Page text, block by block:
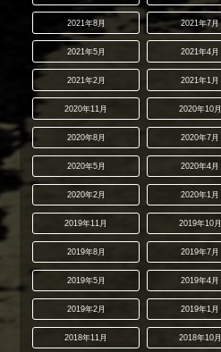
2021年8月 2021年7月
2021年5月 2021年4月
2021年2月 2021年1月
2020年11月 2020年10月
2020年8月 2020年7月
2020年5月 2020年4月
2020年2月 2020年1月
2019年11月 2019年10月
2019年8月 2019年7月
2019年5月 2019年4月
2019年2月 2019年1月
2018年11月 2018年10月